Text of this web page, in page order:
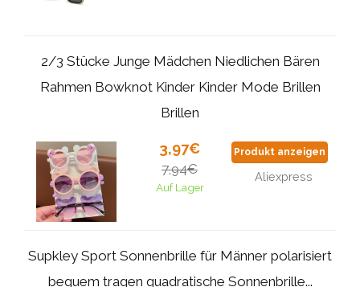
2/3 Stücke Junge Mädchen Niedlichen Bären
Rahmen Bowknot Kinder Kinder Mode Brillen
Brillen
3,97€
7,94€
Auf Lager
Produkt anzeigen
Aliexpress
Supkley Sport Sonnenbrille für Männer polarisiert
bequem tragen quadratische Sonnenbrille...